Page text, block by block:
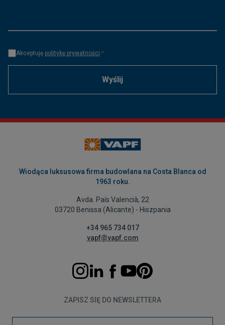
Akceptuję politykę prywatności *
Wyślij
Wiodąca luksusowa firma budowlana na Costa Blanca od
1963 roku.
Avda. País Valencià, 22
03720 Benissa (Alicante) - Hiszpania
+34 965 734 017
vapf@vapf.com
ZAPISZ SIĘ DO NEWSLETTERA